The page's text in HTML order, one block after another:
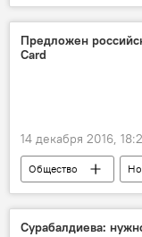
КВН
Предложен
Card
14 декабря 2016,
Общество
Россия
грин-карт
Сурабалдиева: